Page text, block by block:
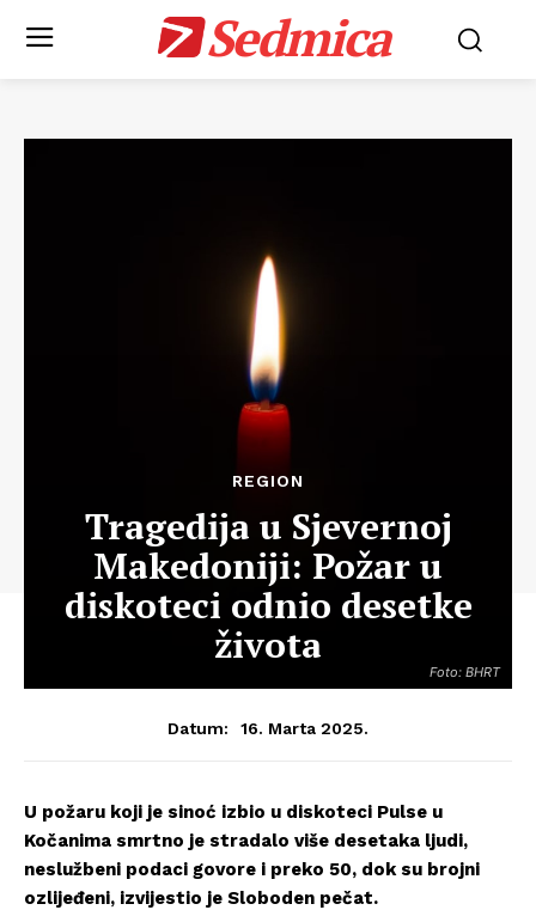
Sedmica
Foto: BHRT
REGION
Tragedija u Sjevernoj
Makedoniji: Požar u
diskoteci odnio desetke
života
Datum: 16. Marta 2025.
U požaru koji je sinoć izbio u diskoteci Pulse u
Kočanima smrtno je stradalo više desetaka ljudi,
neslužbeni podaci govore i preko 50, dok su brojni
ozlijeđeni, izvijestio je Sloboden pečat.